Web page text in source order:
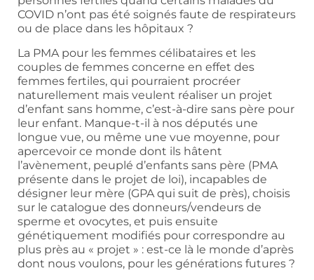
COVID n’ont pas été soignés faute de respirateurs
ou de place dans les hôpitaux ?
La PMA pour les femmes célibataires et les
couples de femmes concerne en effet des
femmes fertiles, qui pourraient procréer
naturellement mais veulent réaliser un projet
d’enfant sans homme, c’est-à-dire sans père pour
leur enfant. Manque-t-il à nos députés une
longue vue, ou même une vue moyenne, pour
apercevoir ce monde dont ils hâtent
l’avènement, peuplé d’enfants sans père (PMA
présente dans le projet de loi), incapables de
désigner leur mère (GPA qui suit de près), choisis
sur le catalogue des donneurs/vendeurs de
sperme et ovocytes, et puis ensuite
génétiquement modifiés pour correspondre au
plus près au « projet » : est-ce là le monde d’après
dont nous voulons, pour les générations futures ?